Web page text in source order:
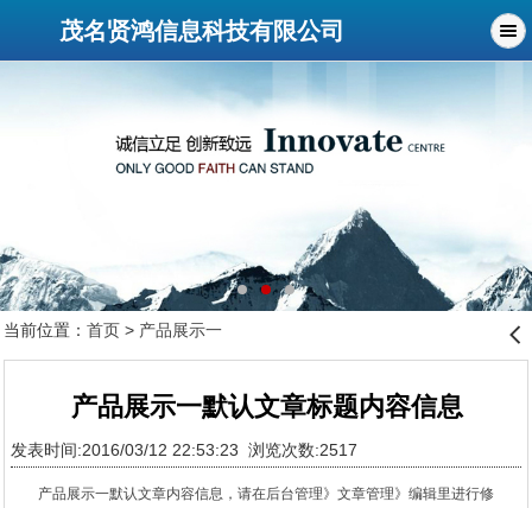
茂名贤鸿信息科技有限公司
当前位置： 首页> 产品展示一 󰊒
产品展示一默认文章标题内容信息
发表时间:2016/03/12 22:53:23 浏览次数:2517
产品展示一默认文章内容信息，请在后台管理》文章管理》编辑里进行修